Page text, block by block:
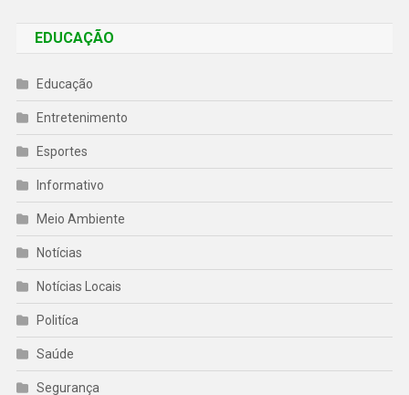
EDUCAÇÃO
Educação
Entretenimento
Esportes
Informativo
Meio Ambiente
Notícias
Notícias Locais
Politíca
Saúde
Segurança